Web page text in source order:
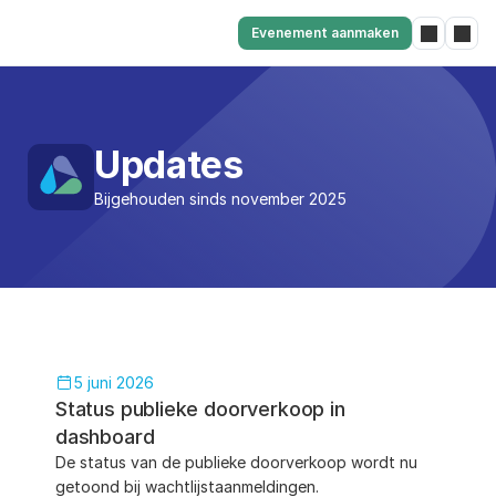
Updates
Bijgehouden sinds november 2025
5 juni 2026
Status publieke doorverkoop in
dashboard
De status van de publieke doorverkoop wordt nu
getoond bij wachtlijstaanmeldingen.
Evenement aanmaken